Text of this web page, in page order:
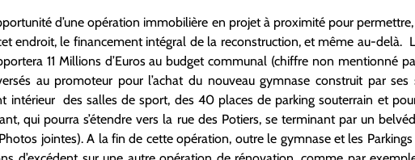
d’une opération immobilière en projet à proximité pour
endroit, le financement intégral de la reconstruction, et même au-delà.
11 Millions d’Euros au budget communal (chiffre non mentionné
au promoteur pour l’achat du nouveau gymnase construit par
intérieur des salles de sport, des 40 places de parking souterrain et
qui pourra s’étendre vers la rue des Potiers, se terminant par un
jointes). A la fin de cette opération, outre le gymnase et les